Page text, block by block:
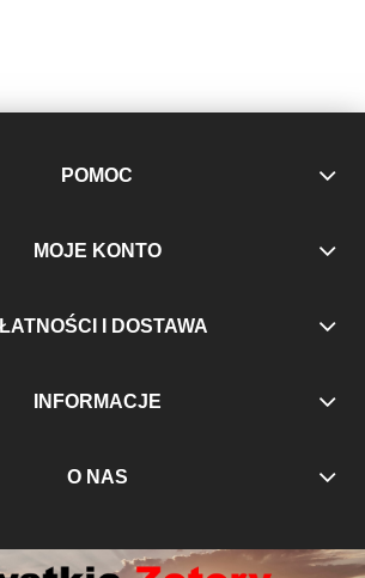
POMOC
MOJE KONTO
I DOSTAWA
INFORMACJE
O NAS